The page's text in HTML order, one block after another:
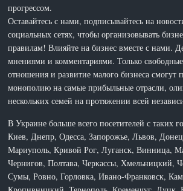
прогрессом.
Оставайтесь с нами, подписывайтесь на
социальных сетях, чтобы организовывать
правилам! Влияйте на бизнес вместе с нами.
мнениями и комментариями. Только
отношения и развитие малого бизнеса смогут
монополию на самые прибыльные отрасли,
нескольких семей на протяжении всей
В Украине больше всего посетителей с таких
Киев, Днепр, Одесса, Запорожье, Львов,
Мариуполь, Кривой Рог, Луганск, Винница,
Чернигов, Полтава, Черкассы, Хмельницкий,
Сумы, Ровно, Горловка, Ивано-Франковск,